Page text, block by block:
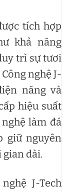
tích hợp
khả năng
trì sự tươi
nghệ J-
năng và
hiệu suất
làm đá
giữ nguyên
dài.
J-Tech